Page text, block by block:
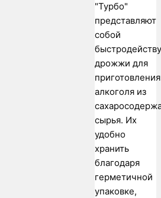
"Турбо"
представляют
собой
дрожжи для
приготовления
алкоголя из
сырья. Их
удобно
хранить
благодаря
герметичной
упаковке,